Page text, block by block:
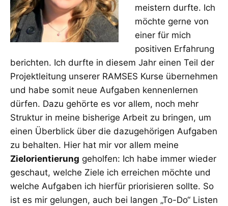
meistern durfte. Ich
möchte gerne von
einer für mich
positiven Erfahrung
berichten. Ich durfte in diesem Jahr einen Teil der
Projektleitung unserer RAMSES Kurse übernehmen
und habe somit neue Aufgaben kennenlernen
dürfen. Dazu gehörte es vor allem, noch mehr
Struktur in meine bisherige Arbeit zu bringen, um
einen Überblick über die dazugehörigen Aufgaben
zu behalten. Hier hat mir vor allem meine
Zielorientierung geholfen: Ich habe immer wieder
geschaut, welche Ziele ich erreichen möchte und
welche Aufgaben ich hierfür priorisieren sollte. So
ist es mir gelungen, auch bei langen „To-Do“ Listen